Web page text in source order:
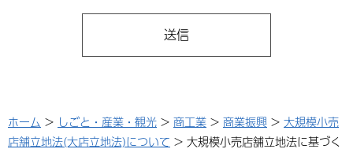
ホーム > しごと・産業・観光 > 商工業 > 商業振興 > 大規模小売
店舗立地法(大店立地法)について > 大規模小売店舗立地法に基づく